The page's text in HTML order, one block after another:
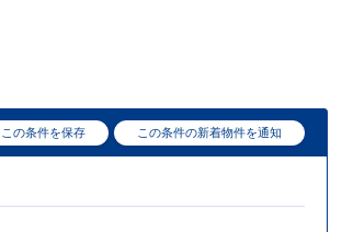
この条件を保存 この条件の新着物件を通知